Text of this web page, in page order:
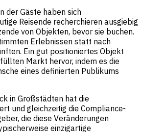
der Gäste haben sich
Reisende recherchieren ausgiebig
von Objekten, bevor sie buchen.
Erlebnissen statt nach
Ein gut positioniertes Objekt
Markt hervor, indem es die
eines definierten Publikums
in Großstädten hat die
und gleichzeitig die Compliance-
die diese Veränderungen
einzigartige